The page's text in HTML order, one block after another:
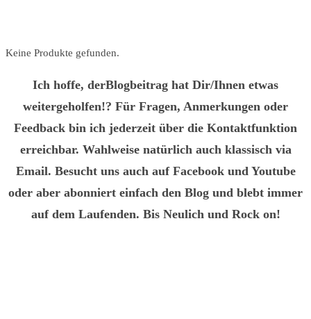
Keine Produkte gefunden.
Ich hoffe, derBlogbeitrag hat Dir/Ihnen etwas
weitergeholfen!? Für Fragen, Anmerkungen oder
Feedback bin ich jederzeit über die Kontaktfunktion
erreichbar. Wahlweise natürlich auch klassisch via
Email. Besucht uns auch auf Facebook und Youtube
oder aber abonniert einfach den Blog und blebt immer
auf dem Laufenden. Bis Neulich und Rock on!